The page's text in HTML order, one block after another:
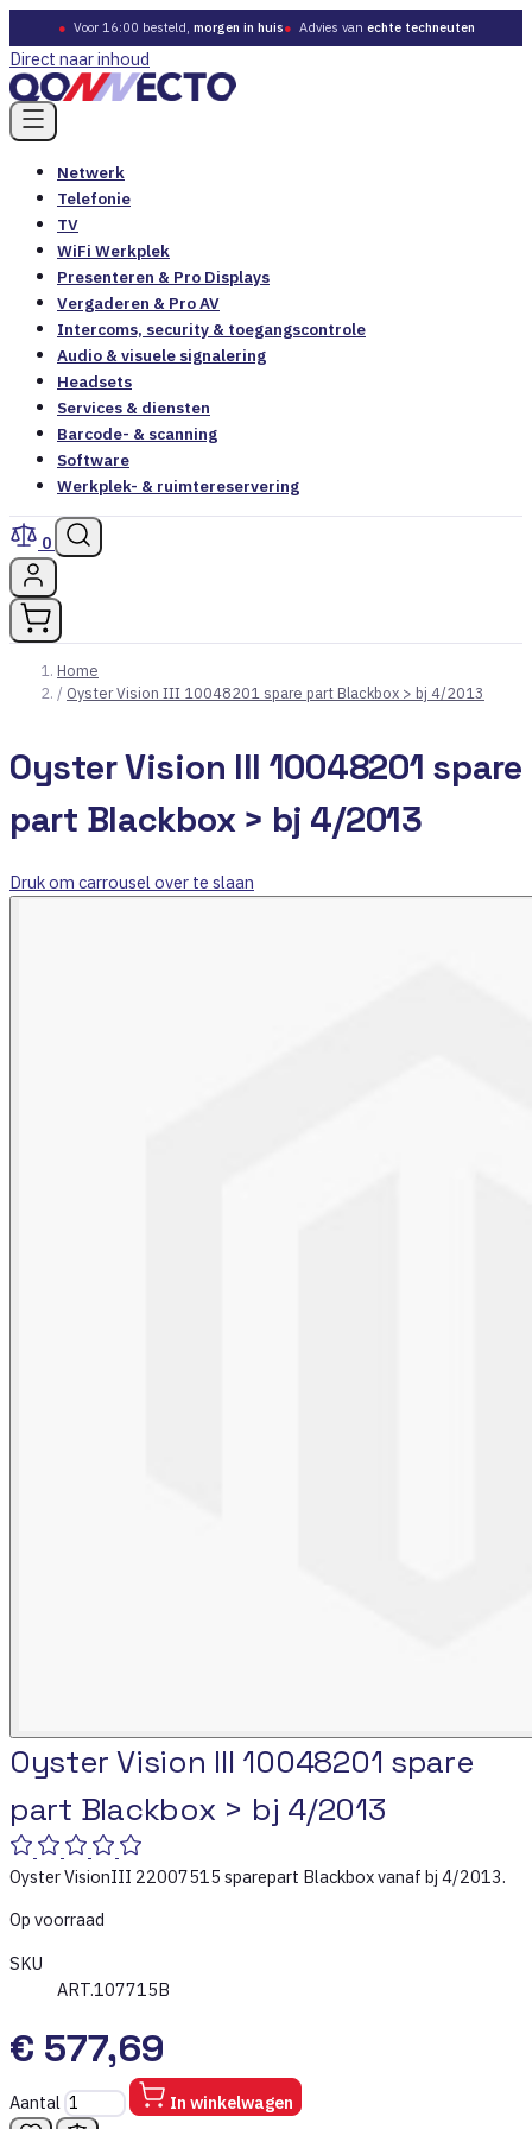
● Voor 16:00 besteld, morgen in huis● Advies van echte techneuten
Direct naar inhoud
Netwerk
Telefonie
TV
WiFi Werkplek
Presenteren & Pro Displays
Vergaderen & Pro AV
Intercoms, security & toegangscontrole
Audio & visuele signalering
Headsets
Services & diensten
Barcode- & scanning
Software
Werkplek- & ruimtereservering
0
Home
/ Oyster Vision III 10048201 spare part Blackbox > bj 4/2013
Oyster Vision III 10048201 spare
part Blackbox > bj 4/2013
Druk om carrousel over te slaan
Oyster Vision III 10048201 spare
part Blackbox > bj 4/2013
Oyster VisionIII 22007515 sparepart Blackbox vanaf bj 4/2013.
Op voorraad
SKU
ART.107715B
€ 577,69
Aantal In winkelwagen